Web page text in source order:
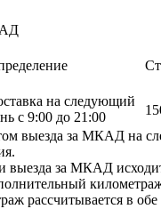
на следующий
с 9:00 до 21:00
выезда за МКАД на
выезда за МКАД
рассчитывается в